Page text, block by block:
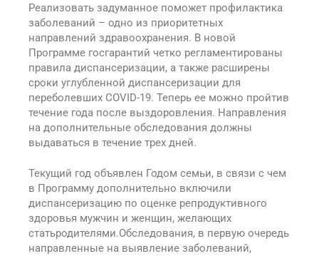
Реализовать задуманное поможет профилактика
заболеваний – одно из приоритетных
направлений здравоохранения. В новой
Программе госгарантий четко регламентированы
правила диспансеризации, а также расширены
сроки углубленной диспансеризации для
переболевших COVID-19. Теперь ее можно пройтив
течение года после выздоровления. Направления
на дополнительные обследования должны
выдаваться в течение трех дней.
Текущий год объявлен Годом семьи, в связи с чем
в Программу дополнительно включили
диспансеризацию по оценке репродуктивного
здоровья мужчин и женщин, желающих
статьродителями.Обследования, в первую очередь
направленные на выявление заболеваний,